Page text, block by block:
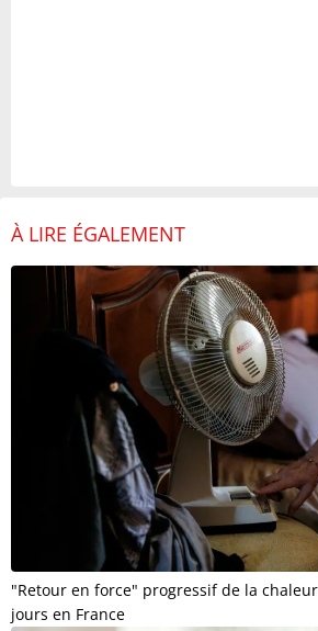
À LIRE ÉGALEMENT
"Retour en force" progressif de la
jours en France